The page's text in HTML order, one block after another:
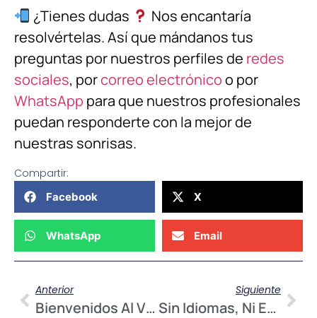
¿Tienes dudas
Nos encantaría
resolvértelas. Así que mándanos tus
preguntas por nuestros perfiles de redes
sociales, porcorreo electrónicoo por
WhatsApp para que nuestros profesionales
puedan responderte con la mejor de
nuestras sonrisas.
Compartir:
Facebook X
WhatsApp Email
Anterior
Bienvenidos Al Viaje De Las Estrellas 2.0
Siguiente
Sin Idiomas, Ni Estudias Ni Trabajas